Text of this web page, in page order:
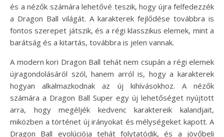
és a nézők számára lehetővé teszik, hogy újra felfedezzék
a Dragon Ball világát. A karakterek fejlődése továbbra is
fontos szerepet játszik, és a régi klasszikus elemek, mint a
barátság és a kitartás, továbbra is jelen vannak.
A modern kori Dragon Ball tehát nem csupán a régi elemek
újragondolásáról szól, hanem arról is, hogy a karakterek
hogyan alkalmazkodnak az új kihívásokhoz. A nézők
számára a Dragon Ball Super egy új lehetőséget nyújtott
arra, hogy megéljék kedvenc karaktereik kalandjait,
miközben a történet új irányokat és mélységeket kapott. A
Dragon Ball evolúciója tehát folytatódik, és a jövőbeli